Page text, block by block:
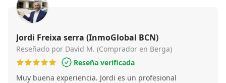
Jordi Freixa serra (InmoGlobal BCN)
Reseñado por David M. (Comprador en Berga)
Reseña verificada
Muy buena experiencia. Jordi es un profesional